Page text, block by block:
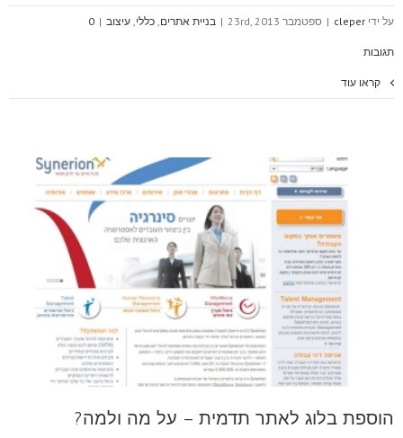
על ידי cleper
| ספטמבר 23rd, 2013 | בניית אתרים, כללי, עיצוב |
0
תגובות
קראו עוד
הוספת בלוג לאתר תדמית – על מה ולמה?